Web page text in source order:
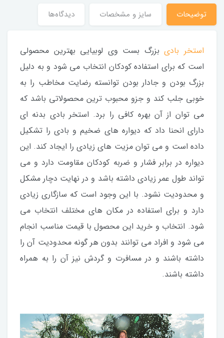
توضیحات سایز و مشخصات دیدگاه‌ها
استخر بادیبزرگ بست وی لوبیایی بهترین محصولی
است که برای استفاده کودکان انتخاب می شود و به دلیل
بزرگ بودن و جادار بودن توانسته رضایت مخاطب را به
خوبی جلب کند و جزو محبوب ترین محصولاتی باشد که
می توان از آن بهره کافی را برد. استخر بادی بدنه ای
دارای انحنا داد که دیواره های ضخیم و بادی را تشکیل
داده است و می توان مزیت های زیادی را ایجاد کند. این
دیواره در برابر فشار و ضربه کودکان مقاومت دارد و می
تواند طول عمر زیادی داشته باشد و در نهایت دچار مشکل
و محدودیت نشود. با این وجود است که سازگاری زیادی
دارد و برای استفاده در مکان های مختلف انتخاب می
شود. انتخاب و خرید این محصول با قیمت مناسب انجام
می شود و افراد می توانند بدون هر گونه محدودیت آن را
داشته باشند و در مسافرت و گردش نیز آن را به همراه
داشته باشند.